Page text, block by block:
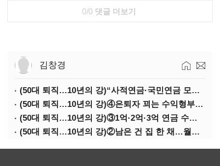
0/0 댓글 더보기
김창경
(50대 퇴직…10년의 강)“사적연금·국민연금 모두 당겨서 수령해야”
(50대 퇴직…10년의 강)④은퇴자 꾀는 수익형부동산·전업투자·편의점 창업
(50대 퇴직…10년의 강)③1억·2억·3억 연금 수령 전략
(50대 퇴직…10년의 강)②남은 건 집 한 채…월세 vs 배당 vs 주택연금